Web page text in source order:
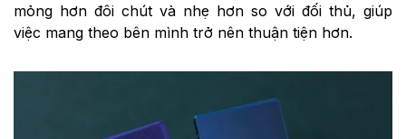
mỏng hơn đôi chút và nhẹ hơn so với đối thủ, giúp
việc mang theo bên mình trở nên thuận tiện hơn.